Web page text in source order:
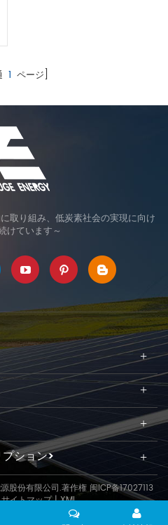
1 ページ]
取り組み、低炭素社会の実現に向け
けています～
ション>
股份有限公司.著作権闽ICP备17027113
サイトマップ|XML